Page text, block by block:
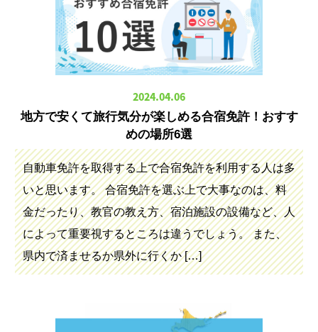
2024.04.06
地方で安くて旅行気分が楽しめる合宿免許！おすす
めの場所6選
自動車免許を取得する上で合宿免許を利用する人は多
いと思います。 合宿免許を選ぶ上で大事なのは、料
金だったり、教官の教え方、宿泊施設の設備など、人
によって重要視するところは違うでしょう。 また、
県内で済ませるか県外に行くか […]